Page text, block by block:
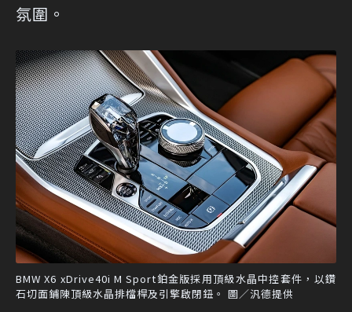
氛圍。
BMW X6 xDrive40i M Sport鉑金版採用頂級水晶中控套件，以鑽
石切面鋪陳頂級水晶排檔桿及引擎啟閉鈕。 圖／汎德提供